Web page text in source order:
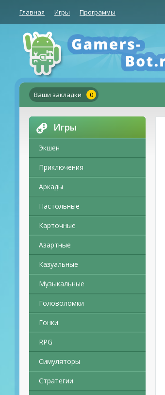
Главная Игры Программы
Ваши закладки 0
Игры
Экшен
Приключения
Аркады
Настольные
Карточные
Азартные
Казуальные
Музыкальные
Головоломки
Гонки
RPG
Симуляторы
Стратегии